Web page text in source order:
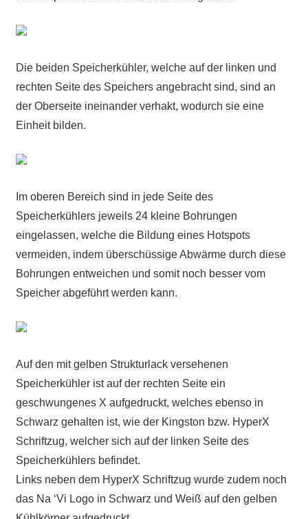
Die beiden Speicherkühler, welche auf der linken und
rechten Seite des Speichers angebracht sind, sind an
der Oberseite ineinander verhakt, wodurch sie eine
Einheit bilden.
Im oberen Bereich sind in jede Seite des
Speicherkühlers jeweils 24 kleine Bohrungen
eingelassen, welche die Bildung eines Hotspots
vermeiden, indem überschüssige Abwärme durch diese
Bohrungen entweichen und somit noch besser vom
Speicher abgeführt werden kann.
Auf den mit gelben Strukturlack versehenen
Speicherkühler ist auf der rechten Seite ein
geschwungenes X aufgedruckt, welches ebenso in
Schwarz gehalten ist, wie der Kingston bzw. HyperX
Schriftzug, welcher sich auf der linken Seite des
Speicherkühlers befindet.
Links neben dem HyperX Schriftzug wurde zudem noch
das Na ‘Vi Logo in Schwarz und Weiß auf den gelben